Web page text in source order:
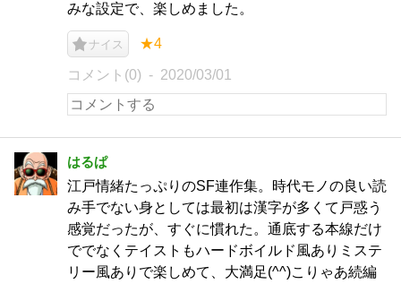
みな設定で、楽しめました。
ナイス ★4
コメント(0) 2020/03/01
はるぱ
江戸情緒たっぷりのSF連作集。時代モノの良い読
み手でない身としては最初は漢字が多くて戸惑う
感覚だったが、すぐに慣れた。通底する本線だけ
ででなくテイストもハードボイルド風ありミステ
リー風ありで楽しめて、大満足(^^)こりゃあ続編